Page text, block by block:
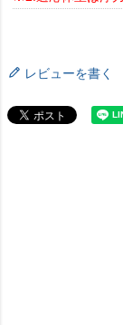
レビューを書く